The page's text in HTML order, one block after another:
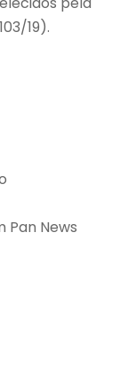
19).
Pan News